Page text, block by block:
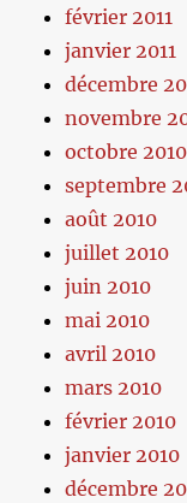
février 2011
janvier 2011
décembre
novembre
octobre 2010
septembre
août 2010
juillet 2010
juin 2010
mai 2010
avril 2010
mars 2010
février 2010
janvier 2010
décembre